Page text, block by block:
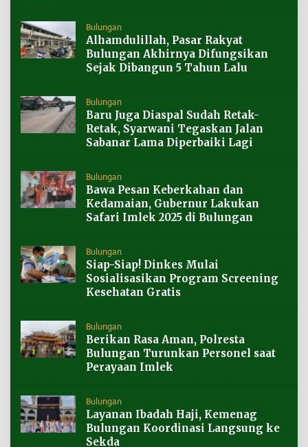
Bulungan
Alhamdulillah, Pasar Rakyat
Bulungan Akhirnya Difungsikan
Sejak Dibangun 5 Tahun Lalu
Bulungan
Baru Juga Diaspal Sudah Retak-
Retak, Syarwani Tegaskan Jalan
Sabanar Lama Diperbaiki Lagi
Bulungan
Bawa Pesan Keberkahan dan
Kedamaian, Gubernur Lakukan
Safari Imlek 2025 di Bulungan
Bulungan
Siap-Siap! Dinkes Mulai
Sosialisasikan Program Screening
Kesehatan Gratis
Bulungan
Berikan Rasa Aman, Polresta
Bulungan Turunkan Personel saat
Perayaan Imlek
Bulungan
Layanan Ibadah Haji, Kemenag
Bulungan Koordinasi Langsung ke
Sekda